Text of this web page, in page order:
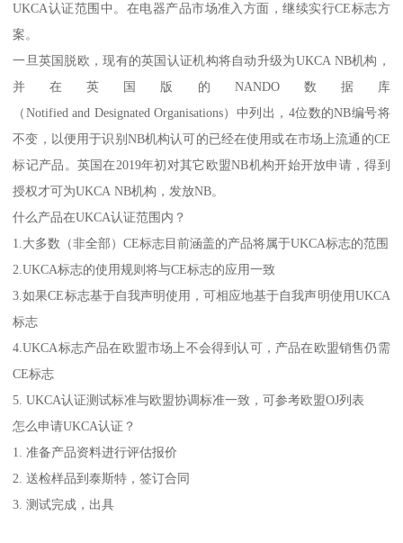
UKCA认证范围中。在电器产品市场准入方面，继续实行CE标志方
案。
一旦英国脱欧，现有的英国认证机构将自动升级为UKCA NB机构，
并在英国版的NANDO数据库
（Notified and Designated Organisations）中列出，4位数的NB编号将
不变，以便用于识别NB机构认可的已经在使用或在市场上流通的CE
标记产品。英国在2019年初对其它欧盟NB机构开始开放申请，得到
授权才可为UKCA NB机构，发放NB。
什么产品在UKCA认证范围内？
1.大多数（非全部）CE标志目前涵盖的产品将属于UKCA标志的范围
2.UKCA标志的使用规则将与CE标志的应用一致
3.如果CE标志基于自我声明使用，可相应地基于自我声明使用UKCA
标志
4.UKCA标志产品在欧盟市场上不会得到认可，产品在欧盟销售仍需
CE标志
5. UKCA认证测试标准与欧盟协调标准一致，可参考欧盟OJ列表
怎么申请UKCA认证？
1. 准备产品资料进行评估报价
2. 送检样品到泰斯特，签订合同
3. 测试完成，出具